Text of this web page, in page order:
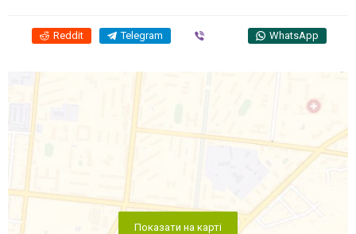
Reddit Telegram WhatsApp
Показати на карті